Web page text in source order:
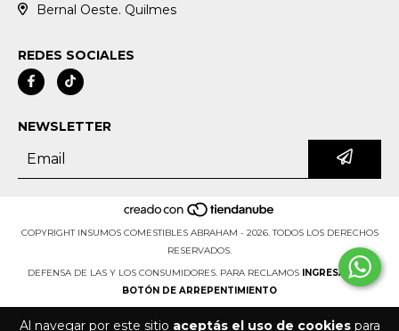
Al navegar por este sitio aceptás el uso de cookiespara
Bernal Oeste. Quilmes
REDES SOCIALES
NEWSLETTER
COPYRIGHT INSUMOS COMESTIBLES ABRAHAM - 2026. TODOS LOS DERECHOS
RESERVADOS.
DEFENSA DE LAS Y LOS CONSUMIDORES. PARA RECLAMOS
INGRESÁ ACÁ.
BOTÓN DE ARREPENTIMIENTO